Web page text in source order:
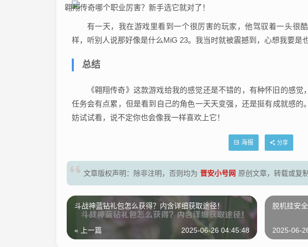
有一天，我在游戏里看到一个很厉害的玩家，他驾驭着一头很
样，听别人说那好像是什么MiG 23。我当时就被震撼到，心想我要是
总结
《翱翔传奇》这款游戏给我的感觉还是不错的，有种怀旧的感
任务会有点累，但是看到自己的角色一天天变强，还是挺有成就感
妨试试看，说不定你也会像我一样喜欢上它！
海报 分享
文章版权声明：除非注明，否则均为 晋安小号网 原创文章，转载或复
斗战神蓝钻礼包怎么获得？内含详细获取途径！
« 上一篇 2025-06-26 04:45:48
脱机挂安
2025-06-